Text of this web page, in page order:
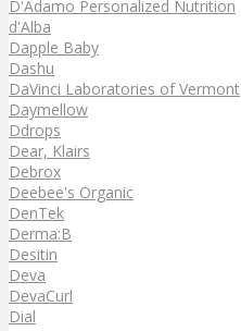
D'Adamo Personalized Nutrition
d'Alba
Dapple Baby
Dashu
DaVinci Laboratories of Vermont
Daymellow
Ddrops
Dear, Klairs
Debrox
Deebee's Organic
DenTek
Derma:B
Desitin
Deva
DevaCurl
Dial